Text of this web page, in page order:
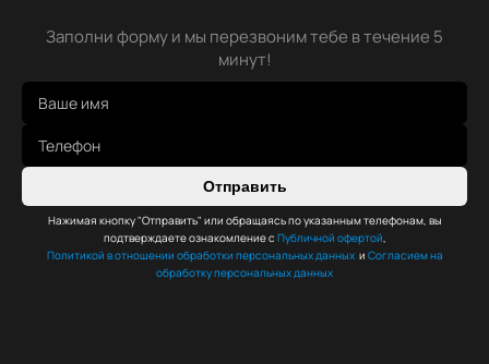
Заполни форму и мы перезвоним тебе в течение 5
минут!
Отправить
Нажимая кнопку "Отправить" или обращаясь по указанным телефонам, вы
подтверждаете ознакомление с Публичной офертой,
Политикой в отношении обработки персональных данных и Согласием на
обработку персональных данных